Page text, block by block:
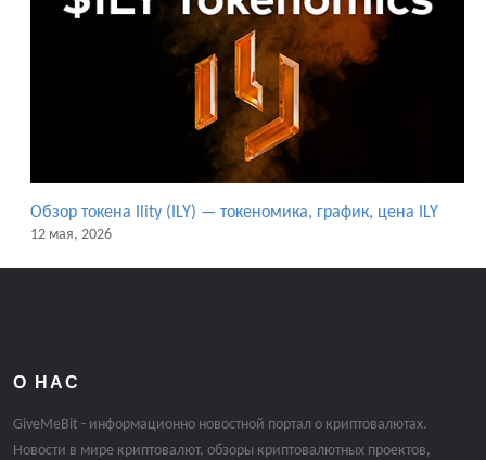
Обзор токена Ility (ILY) — токеномика, график, цена ILY
12 мая, 2026
О НАС
GiveMeBit - информационно новостной портал о криптовалютах.
Новости в мире криптовалют, обзоры криптовалютных проектов,